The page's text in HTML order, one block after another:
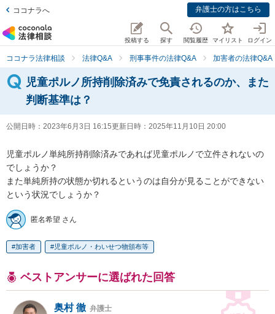
ココナラへ 弁護士の方はこちら
投稿する 探す 閲覧履歴 マイリスト ログイン
ココナラ法律相談 法律Q&A 刑事事件の法律Q&A 加害者の法律Q&A
児童ポルノ所持削除済みで免責されるのか、また
判断基準は？
公開日時： 2023年6月3日 16:15更新日時： 2025年11月10日 20:00
児童ポルノ単純所持削除済みであれば児童ポルノで立件されないの
でしょうか？
また単純所持の状態か切れるというのは自分が見ることができない
という状況でしょうか？
匿名希望 さん
加害者 児童ポルノ・わいせつ物頒布等
ベストアンサーに選ばれた回答
奥村 徹 弁護士